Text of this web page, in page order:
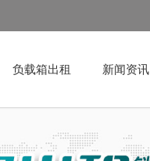
负载箱出租 新闻资讯